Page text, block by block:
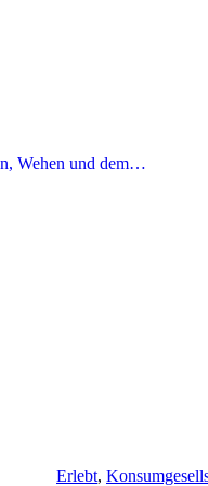
Wehen und dem…
Erlebt,